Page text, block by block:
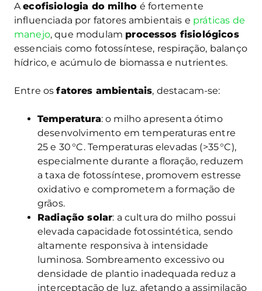
Aecofisiologia do milhoé fortemente
influenciada por fatores ambientais e práticas de
manejo, que modulam processos fisiológicos
essenciais como fotossíntese, respiração, balanço
hídrico, e acúmulo de biomassa e nutrientes.
Entre osfatores ambientais, destacam-se:
Temperatura: o milho apresenta ótimo
desenvolvimento em temperaturas entre
25 e 30 °C. Temperaturas elevadas (>35 °C),
especialmente durante a floração, reduzem
a taxa de fotossíntese, promovem estresse
oxidativo e comprometem a formação de
grãos.
Radiação solar: a cultura do milho possui
elevada capacidade fotossintética, sendo
altamente responsiva à intensidade
luminosa. Sombreamento excessivo ou
densidade de plantio inadequada reduz a
interceptação de luz, afetando a assimilação